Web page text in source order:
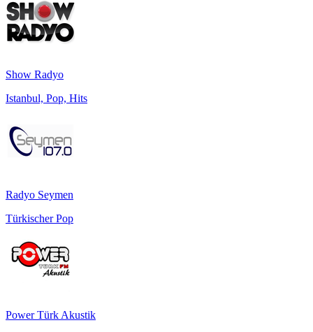
Show Radyo
Istanbul, Pop, Hits
Radyo Seymen
Türkischer Pop
Power Türk Akustik